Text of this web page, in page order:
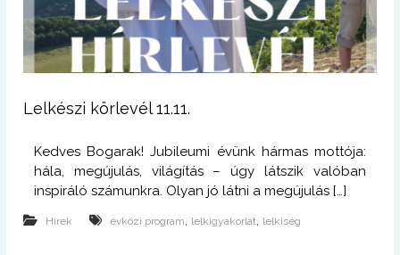
Lelkészi körlevél 11.11.
Kedves Bogarak! Jubileumi évünk hármas mottója:
hála, megújulás, világítás – úgy látszik valóban
inspiráló számunkra. Olyan jó látni a megújulás […]
Hírek évközi program lelkigyakorlat lelkiség